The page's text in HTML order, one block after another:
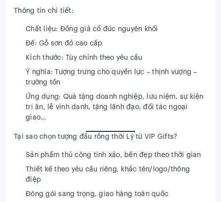
Thông tin chi tiết:
Chất liệu: Đồng giả cổ đúc nguyên khối
Đế: Gỗ sơn đỏ cao cấp
Kích thước: Tùy chỉnh theo yêu cầu
Ý nghĩa: Tượng trưng cho quyền lực – thịnh vượng –
trường tồn
Ứng dụng: Quà tặng doanh nghiệp, lưu niệm, sự kiện
tri ân, lễ vinh danh, tặng lãnh đạo, đối tác ngoại
giao…
Tại sao chọn tượng đầu rồng thời Lý từ VIP Gifts?
Sản phẩm thủ công tinh xảo, bền đẹp theo thời gian
Thiết kế theo yêu cầu riêng, khắc tên/logo/thông
điệp
Đóng gói sang trọng, giao hàng toàn quốc